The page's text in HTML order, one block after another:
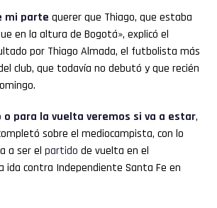
mi parte querer que Thiago, que estaba
en la altura de Bogotá», explicó el
por Thiago Almada, el futbolista más
club, que todavía no debutó y que recién
o para la vuelta veremos si va a estar,
sobre el mediocampista, con lo
a ser el partido de vuelta en el
ida contra Independiente Santa Fe en